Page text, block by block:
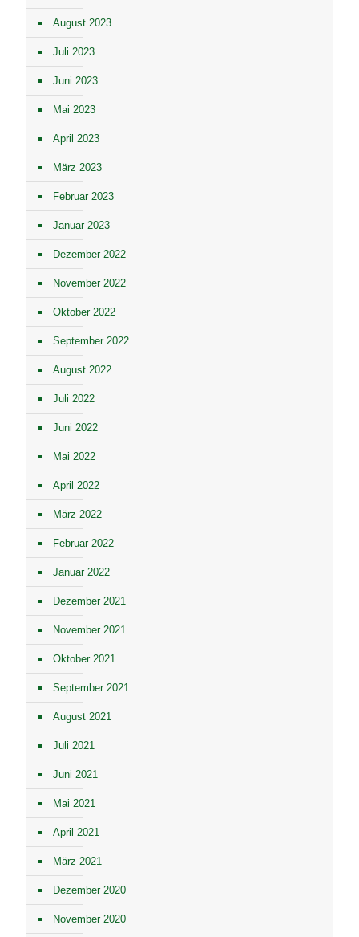
August 2023
Juli 2023
Juni 2023
Mai 2023
April 2023
März 2023
Februar 2023
Januar 2023
Dezember 2022
November 2022
Oktober 2022
September 2022
August 2022
Juli 2022
Juni 2022
Mai 2022
April 2022
März 2022
Februar 2022
Januar 2022
Dezember 2021
November 2021
Oktober 2021
September 2021
August 2021
Juli 2021
Juni 2021
Mai 2021
April 2021
März 2021
Dezember 2020
November 2020